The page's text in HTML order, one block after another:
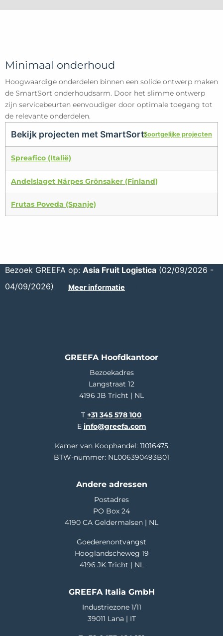
Minimaal onderhoud
Hoogwaardige onderdelen binnen een solide ontwerp maken
de SmartSort onderhoudsarm. Door het slimme ontwerp
zijn servicebeurten eenvoudiger door optimale toegang tot
de relevante onderdelen.
Bekijk projecten met SmartSort:Soortgelijke projecten
Spreafico (Italië)
Andelslaget Närpes Grönsaker (Finland)
Frutas Poveda (Spanje)
Bezoek GREEFA op: Asia Fruit Logistica (02/09/2026 -
04/09/2026)
Meer informatie
GREEFA Hoofdkantoor
Bezoekadres
Langstraat 12
4196 JB Tricht | NL
T +31 345 578 100
E info@greefa.com
Kamer van Koophandel: 11016475
BTW-nummer: NL006390493B01
Andere adressen
Postadres
PO Box 24
4190 CA Geldermalsen | NL
Goederenontvangst
Hooglandscheweg 19
4196 JK Tricht | NL
GREEFA Italia GmbH
Industriezone 1/11
39011 Lana | IT